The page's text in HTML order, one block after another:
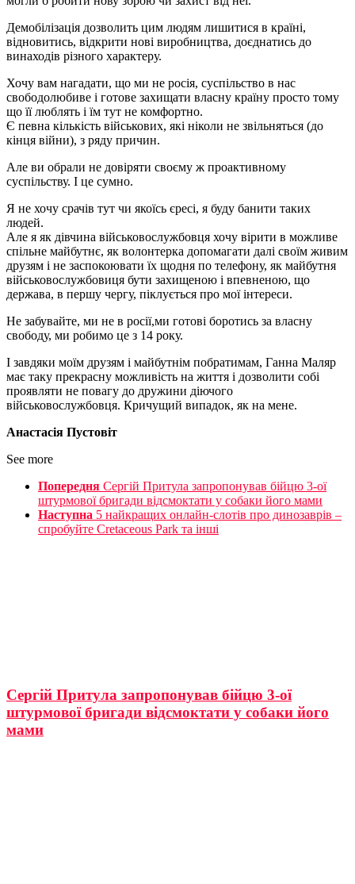
Демобілізація дозволить цим людям лишитися в країні,
відновитись, відкрити нові виробництва, доєднатись до
винаходів різного характеру.
Хочу вам нагадати, що ми не росія, суспільство в нас
свободолюбиве і готове захищати власну країну просто тому
що її люблять і їм тут не комфортно.
Є певна кількість військових, які ніколи не звільняться (до
кінця війни), з ряду причин.
Але ви обрали не довіряти своєму ж проактивному
суспільству. І це сумно.
Я не хочу срачів тут чи якоїсь єресі, я буду банити таких
людей.
Але я як дівчина військовослужбовця хочу вірити в можливе
спільне майбутнє, як волонтерка допомагати далі своїм живим
друзям і не заспокоювати їх щодня по телефону, як майбутня
військовослужбовиця бути захищеною і впевненою, що
держава, в першу чергу, піклується про мої інтереси.
Не забувайте, ми не в росії,ми готові боротись за власну
свободу, ми робимо це з 14 року.
І завдяки моїм друзям і майбутнім побратимам, Ганна Маляр
має таку прекрасну можливість на життя і дозволити собі
проявляти не повагу до дружини діючого
військовослужбовця. Кричущий випадок, як на мене.
Анастасія Пустовіт
See more
Попередня Сергій Притула запропонував бійцю 3-ої
штурмової бригади відсмоктати у собаки його мами
Наступна 5 найкращих онлайн-слотів про динозаврів –
спробуйте Cretaceous Park та інші
Сергій Притула запропонував бійцю 3-ої
штурмової бригади відсмоктати у собаки його
мами